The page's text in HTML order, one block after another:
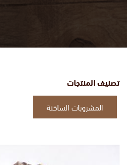
تصنيف المنتجات
المشروبات الساخنة